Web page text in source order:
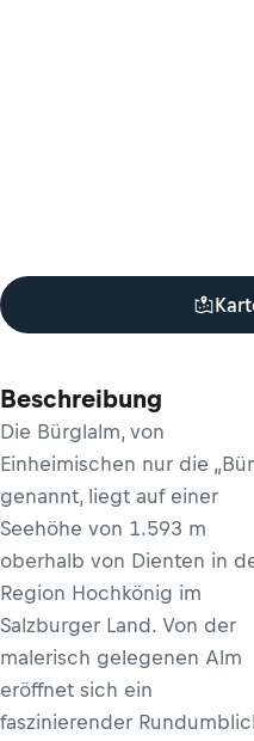
Beschreibung
Die Bürglalm, von
Einheimischen nur die
genannt, liegt auf einer
Seehöhe von 1.593 m
oberhalb von Dienten in
Region Hochkönig im
Salzburger Land. Von der
malerisch gelegenen Alm
eröffnet sich ein
faszinierender